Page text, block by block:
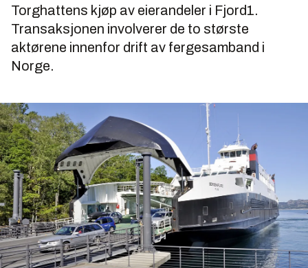
Torghattens kjøp av eierandeler i Fjord1.
Transaksjonen involverer de to største
aktørene innenfor drift av fergesamband i
Norge.